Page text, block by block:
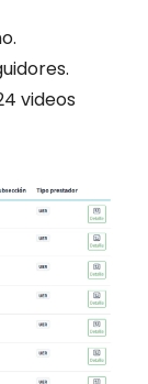
videos